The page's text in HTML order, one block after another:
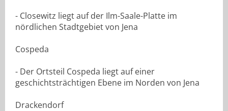
- Closewitz liegt auf der Ilm-Saale-Platte im
nördlichen Stadtgebiet von Jena
Cospeda
- Der Ortsteil Cospeda liegt auf einer
geschichtsträchtigen Ebene im Norden von Jena
Drackendorf